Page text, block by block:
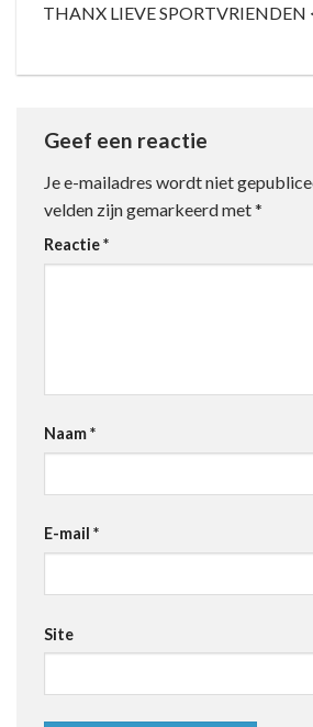
THANX LIEVE SPORTVRIENDEN
Geef een reactie
Je e-mailadres wordt niet
velden zijn gemarkeerd met*
Reactie*
Naam*
E-mail *
Site